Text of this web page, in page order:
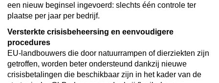
een nieuw beginsel ingevoerd: slechts één controle ter
plaatse per jaar per bedrijf.
Versterkte crisisbeheersing en eenvoudigere
procedures
EU-landbouwers die door natuurrampen of dierziekten zijn
getroffen, worden beter ondersteund dankzij nieuwe
crisisbetalingen die beschikbaar zijn in het kader van de